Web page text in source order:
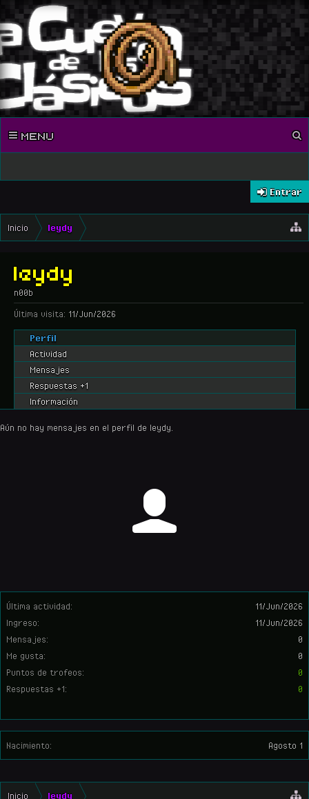
MENU
Entrar
Inicio leydy
Última actividad:
11/Jun/2026
Ingreso:
11/Jun/2026
Mensajes:
0
Me gusta:
0
Puntos de trofeos:
0
Respuestas +1:
0
Nacimiento: Agosto 1
leydy
n00b
Última visita: 11/Jun/2026
Perfil
Actividad
Mensajes
Respuestas +1
Información
Aún no hay mensajes en el perfil de leydy.
Inicio leydy